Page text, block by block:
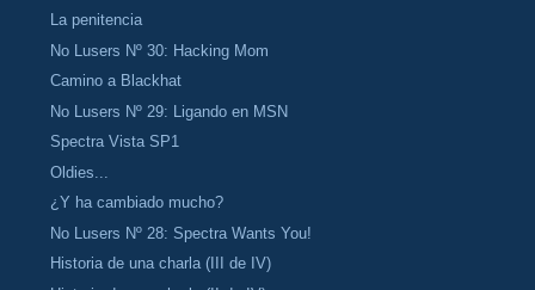
La penitencia
No Lusers Nº 30: Hacking Mom
Camino a Blackhat
No Lusers Nº 29: Ligando en MSN
Spectra Vista SP1
Oldies...
¿Y ha cambiado mucho?
No Lusers Nº 28: Spectra Wants You!
Historia de una charla (III de IV)